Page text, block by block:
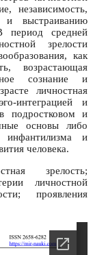
независимость,
и выстраиванию
период средней
зрелости
как
возрастающая
сознание и
личностная
интеграцией и
подростковом и
основы либо
инфантилизма и
человека.
зрелость;
личностной
проявления